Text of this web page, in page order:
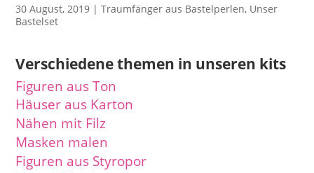
30 August, 2019 |Traumfänger aus Bastelperlen, Unser
Bastelset
Verschiedene themen in unseren kits
Figuren aus Ton
Häuser aus Karton
Nähen mit Filz
Masken malen
Figuren aus Styropor